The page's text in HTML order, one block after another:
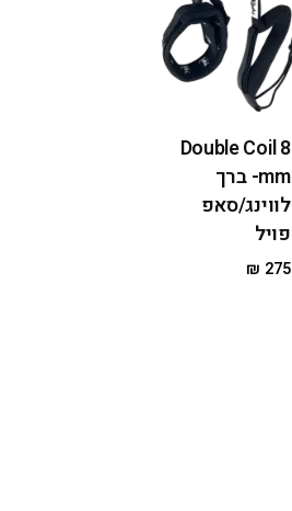
Double Coil 8
mm- ברך
לווינג/סאפ
פויל
₪ 275